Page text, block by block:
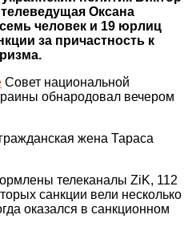
Оксана
человек и 19 юрлиц
за причастность к
Совет национальной
обнародовал вечером
жена Тараса
телеканалы ZiK, 112
санкции вели несколько
оказался в санкционном